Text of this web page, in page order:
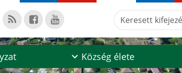
Keresett kifejezés...
Község élete